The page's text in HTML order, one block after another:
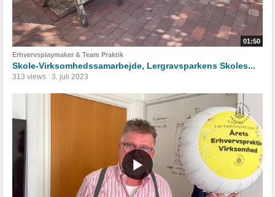
01:50
Erhvervsplaymaker & Team Praktik
Skole-Virksomhedssamarbejde, Lergravsparkens Skoles...
313 views 3. juli 2023